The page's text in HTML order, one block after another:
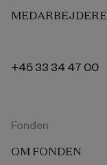
MEDARBEJDERE
+45 33 34 47 00
Fonden
OM FONDEN